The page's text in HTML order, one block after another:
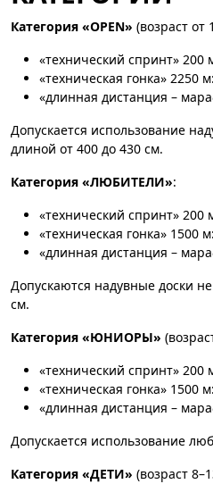
Категория «OPEN» (возраст от
«технический спринт» 200
«техническая гонка» 2250
«длинная дистанция –
Допускается использование
длиной от 400 до 430 см.
Категория «ЛЮБИТЕЛИ»:
«технический спринт» 200
«техническая гонка» 1500
«длинная дистанция –
Допускаются надувные доски
см.
Категория «ЮНИОРЫ»
«технический спринт» 200
«техническая гонка» 1500
«длинная дистанция –
Допускается использование
Категория «ДЕТИ» (возраст